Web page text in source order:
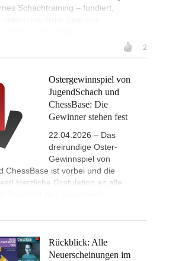
Schachtraining – fundiert,
2
Ostergewinnspiel von
JugendSchach und
ChessBase: Die
Gewinner stehen fest
22.04.2026 – Das
dreirundige Oster-
Gewinnspiel von
ChessBase ist vorbei und die
Herzliche Gratulation an alle
Rückblick: Alle
Neuerscheinungen im